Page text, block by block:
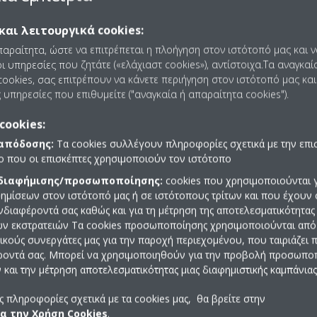
μέσο R-1234ze με την τεχνολογία
με τα πλεονεκτήματα της χρήσης του R-1234ze
η αξιοπιστία ήταν άλλη μια πολύ σημαντική άποψη καθώς
και τους τεχνικούς εξοπλισμούς. Συνεπώς η ύπαρξη μιας
και των αναγκών ψύξης διαδικασίας του νοσοκομείου.
με Inverter της Daikiin αναμφίβολα βοήθησε σε ότι αφορά την
συμπιεστών οι οποίοι έχουν εγκατασταθεί σε όλο
κοχλιωτού τύπου ο κοχλιοφόρος (single screw)
διπλούς αστεροειδείς ρότορες για την παραγωγή ενός κύκλου
ισορροπείται σε ακτινική κατεύθυνση αλλά και σε
Επομένως διαθέτει μεγαλύτερη διάρκεια ζωής. Επίσης ο
μέρη με αποτέλεσμα να μειώνονται οι πιθανότητες βλαβών και
λειτουργικά cookies:
ώστε να επιτρέπεται η πλοήγηση στον ιστότοπό μας και
υπηρεσίες που ζητάτε («ελάχιαστ cookies»), αντίστοιχα.Τα
σας επιτρέπουν να κάνετε περιήγηση στον ιστότοπό μας
υπηρεσίες που επιθυμείτε ("αναγκαία ή απαραίτητα cookies").
Τα cookies συλλέγουν πληροφορίες σχετικά με την
που οι επισκέπτες χρησιμοποιούν τον ιστότοπο
προσωποποίησης: cookies που χρησιμοποιούνται
στον ιστότοπό μας ή σε ιστότοπους τρίτων και που έχουν
σας καθώς και για τη μέτρηση της
εκστρατειών Τα cookies προσωποποίησης χρησιμοποιούνται
συνεργάτες μας για την παροχή περιεχομένου, που ταιριάζει
σας. Μπορεί να χρησιμοποιηθούν για την προβολή
την μέτρηση αποτελεσματικότητας μιας διαφημιστικής καμπάνιας
πληροφορίες σχετικά με τα cookies μας, θα βρείτε στην
την Χρήση Cookies.